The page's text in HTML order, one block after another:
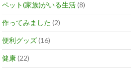
ペット(家族)がいる生活(8)
作ってみました (2)
便利グッズ(16)
健康(22)